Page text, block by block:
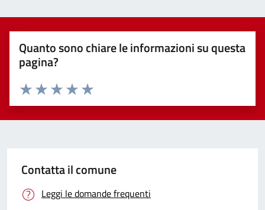
Quanto sono chiare le informazioni su questa
pagina?
Valuta 5 stelle su 5
Valuta 4 stelle su 5
Valuta 3 stelle su 5
Valuta 2 stelle su 5
Valuta 1 stelle su 5
Contatta il comune
Leggi le domande frequenti